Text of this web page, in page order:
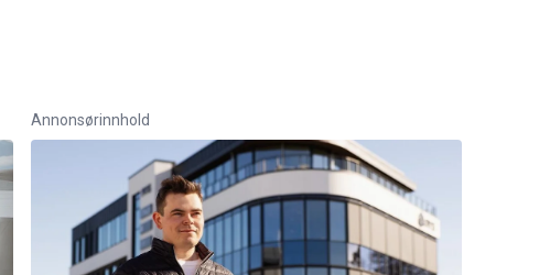
Annonsørinnhold